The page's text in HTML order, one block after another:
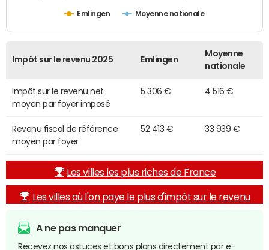
Emlingen Moyenne nationale
Impôt sur le revenu 2025 Emlingen
Moyenne
nationale
Impôt sur le revenu net
moyen par foyer imposé
5 306 € 4 516 €
Revenu fiscal de référence
moyen par foyer
52 413 € 33 939 €
Les villes les plus riches de France
Les villes où l'on paye le plus d'impôt sur le revenu
A ne pas manquer
Recevez nos astuces et bons plans directement par e-